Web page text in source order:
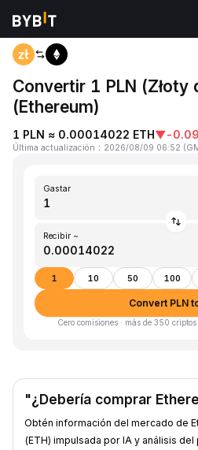
Inicio PLN to ETH
Convertir 1 PLN (Złoty
(Ethereum)
1 PLN ≈ 0.00014022 ETH▼-
Última actualización ： 2026/08/09 06:52 (
Gastar
Recibir ~
1 10 50 100
Convert PLN
Cero comisiones · más de 350
"¿Debería comprar
Obtén información del mercado de
(ETH) impulsada por IA y análisis del